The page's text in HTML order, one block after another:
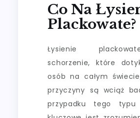
Co Na
Plackowate?
Łysienie
schorzenie, które
osób na całym
przyczyny są wciąż
przypadku tego typu